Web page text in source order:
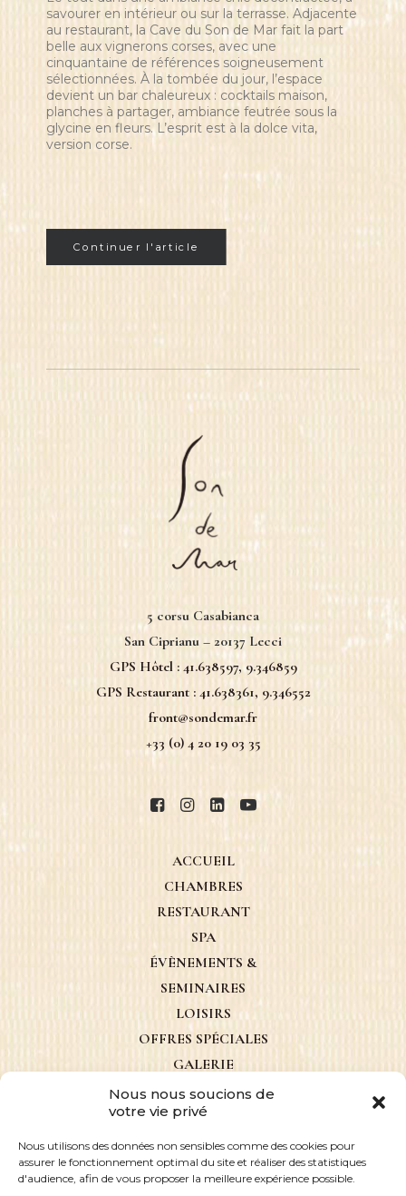
Nous nous soucions de
votre vie privé
Nous utilisons des données non sensibles comme des cookies pour
assurer le fonctionnement optimal du site et réaliser des statistiques
d'audience, afin de vous proposer la meilleure expérience possible.
savourer en intérieur ou sur la terrasse. Adjacente
au restaurant, la Cave du Son de Mar fait la part
belle aux vignerons corses, avec une
cinquantaine de références soigneusement
sélectionnées. À la tombée du jour, l’espace
devient un bar chaleureux : cocktails maison,
planches à partager, ambiance feutrée sous la
glycine en fleurs. L’esprit est à la dolce vita,
version corse.
Continuer l'article
5 corsu Casabianca
San Ciprianu – 20137 Lecci
GPS Hôtel : 41.638597, 9.346859
GPS Restaurant : 41.638361, 9.346552
front@sondemar.fr
+33 (0) 4 20 19 03 35
ACCUEIL
CHAMBRES
RESTAURANT
SPA
ÉVÈNEMENTS &
SEMINAIRES
LOISIRS
OFFRES SPÉCIALES
GALERIE
ACTUALITÉS
CONTACT